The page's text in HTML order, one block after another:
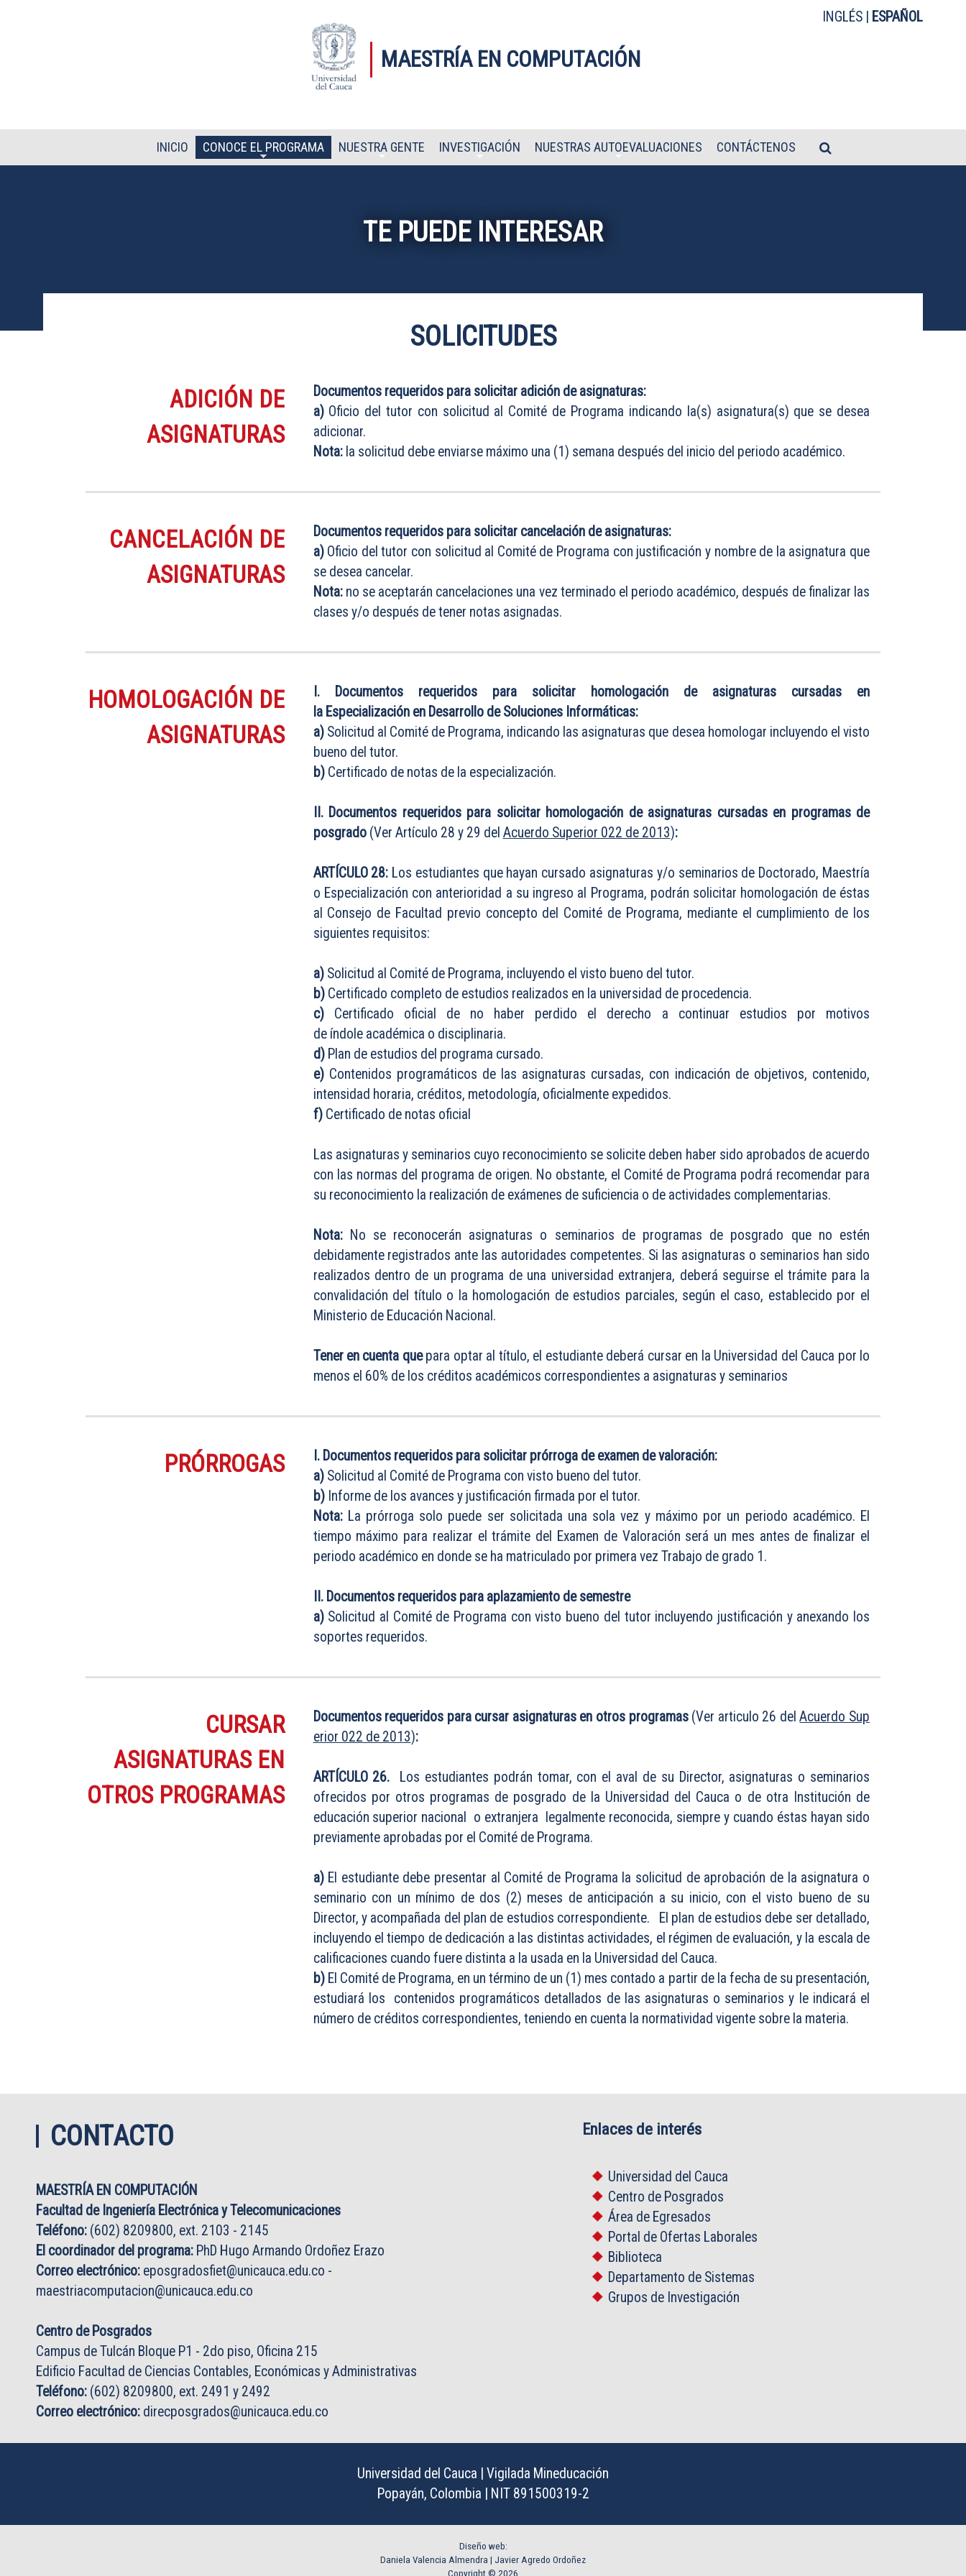
INGLÉS ESPAÑOL
MAESTRÍA EN COMPUTACIÓN
INICIO CONOCE EL PROGRAMA NUESTRA GENTE INVESTIGACIÓN NUESTRAS AUTOEVALUACIONES CONTÁCTENOS
TE PUEDE INTERESAR
SOLICITUDES
ADICIÓN DE
ASIGNATURAS
Documentos requeridos para solicitar adición de asignaturas:
a)Oficio del tutor con solicitud al Comité de Programa indicando la(s) asignatura(s) que se desea
adicionar.
Nota:la solicitud debe enviarse máximo una (1) semana después del inicio del periodo académico.
CANCELACIÓN DE
ASIGNATURAS
Documentos requeridos para solicitar cancelación de asignaturas:
a)Oficio del tutor con solicitud al Comité de Programa con justificación y nombre de la asignatura que
se desea cancelar.
Nota:no se aceptarán cancelaciones una vez terminado el periodo académico, después de finalizar las
clases y/o después de tener notas asignadas.
HOMOLOGACIÓN DE
ASIGNATURAS
I. Documentos requeridos para solicitar homologación de asignaturas cursadas en
la Especialización en Desarrollo de Soluciones Informáticas:
a) Solicitud al Comité de Programa, indicando las asignaturas que desea homologar incluyendo el visto
bueno del tutor.
b) Certificado de notas de la especialización.
II. Documentos requeridos para solicitar homologación de asignaturas cursadas en programas de
posgrado (Ver Artículo 28 y 29 del Acuerdo Superior 022 de 2013):
ARTÍCULO 28: Los estudiantes que hayan cursado asignaturas y/o seminarios de Doctorado, Maestría
o Especialización con anterioridad a su ingreso al Programa, podrán solicitar homologación de éstas
al Consejo de Facultad previo concepto del Comité de Programa, mediante el cumplimiento de los
siguientes requisitos:
a) Solicitud al Comité de Programa, incluyendo el visto bueno del tutor.
b) Certificado completo de estudios realizados en la universidad de procedencia.
c) Certificado oficial de no haber perdido el derecho a continuar estudios por motivos
de índole académica o disciplinaria.
d) Plan de estudios del programa cursado.
e) Contenidos programáticos de las asignaturas cursadas, con indicación de objetivos, contenido,
intensidad horaria, créditos, metodología, oficialmente expedidos.
f)Certificado de notas oficial
Las asignaturas y seminarios cuyo reconocimiento se solicite deben haber sido aprobados de acuerdo
con las normas del programa de origen. No obstante, el Comité de Programa podrá recomendar para
su reconocimiento la realización de exámenes de suficiencia o de actividades complementarias.
Nota:No se reconocerán asignaturas o seminarios de programas de posgrado que no estén
debidamente registrados ante las autoridades competentes. Si las asignaturas o seminarios han sido
realizados dentro de un programa de una universidad extranjera, deberá seguirse el trámite para la
convalidación del título o la homologación de estudios parciales, según el caso, establecido por el
Ministerio de Educación Nacional.
Tener en cuenta quepara optar al título, el estudiante deberá cursar en la Universidad del Cauca por lo
menos el 60% de los créditos académicos correspondientes a asignaturas y seminarios
PRÓRROGAS
I. Documentos requeridos para solicitar prórroga de examen de valoración:
a) Solicitud al Comité de Programa con visto bueno del tutor.
b)Informe de los avances y justificación firmada por el tutor.
Nota: La prórroga solo puede ser solicitada una sola vez y máximo por un periodo académico. El
tiempo máximo para realizar el trámite del Examen de Valoración será un mes antes de finalizar el
periodo académico en donde se ha matriculado por primera vez Trabajo de grado 1.
II. Documentos requeridos para aplazamiento de semestre
a) Solicitud al Comité de Programa con visto bueno del tutor incluyendo justificación y anexando los
soportes requeridos.
CURSAR
ASIGNATURAS EN
OTROS PROGRAMAS
Documentos requeridos para cursar asignaturas en otros programas (Ver articulo 26 delAcuerdo Sup
erior 022 de 2013):
ARTÍCULO 26. Los estudiantes podrán tomar, con el aval de su Director, asignaturas o seminarios
ofrecidos por otros programas de posgrado de la Universidad del Cauca o de otra Institución de
educación superior nacional o extranjera legalmente reconocida, siempre y cuando éstas hayan sido
previamente aprobadas por el Comité de Programa.
a) El estudiante debe presentar al Comité de Programa la solicitud de aprobación de la asignatura o
seminario con un mínimo de dos (2) meses de anticipación a su inicio, con el visto bueno de su
Director, y acompañada del plan de estudios correspondiente. El plan de estudios debe ser detallado,
incluyendo el tiempo de dedicación a las distintas actividades, el régimen de evaluación, y la escala de
calificaciones cuando fuere distinta a la usada en la Universidad del Cauca.
b) El Comité de Programa, en un término de un (1) mes contado a partir de la fecha de su presentación,
estudiará los contenidos programáticos detallados de las asignaturas o seminarios y le indicará el
número de créditos correspondientes, teniendo en cuenta la normatividad vigente sobre la materia.
CONTACTO
MAESTRÍA EN COMPUTACIÓN
Facultad de Ingeniería Electrónica y Telecomunicaciones
Teléfono: (602) 8209800, ext. 2103 - 2145
El coordinador del programa: PhD Hugo Armando Ordoñez Erazo
Correo electrónico: eposgradosfiet@unicauca.edu.co -
maestriacomputacion@unicauca.edu.co
Centro de Posgrados
Campus de Tulcán Bloque P1 - 2do piso, Oficina 215
Edificio Facultad de Ciencias Contables, Económicas y Administrativas
Teléfono: (602) 8209800, ext. 2491 y 2492
Correo electrónico: direcposgrados@unicauca.edu.co
Enlaces de interés
Universidad del Cauca
Centro de Posgrados
Área de Egresados
Portal de Ofertas Laborales
Biblioteca
Departamento de Sistemas
Grupos de Investigación
Universidad del Cauca | Vigilada Mineducación
Popayán, Colombia | NIT 891500319-2
Diseño web:
Daniela Valencia Almendra | Javier Agredo Ordoñez
Copyright © 2026